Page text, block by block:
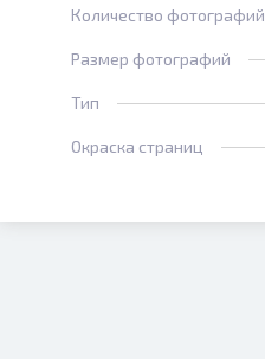
Количество фотографий
Размер фотографий
Тип
Окраска страниц